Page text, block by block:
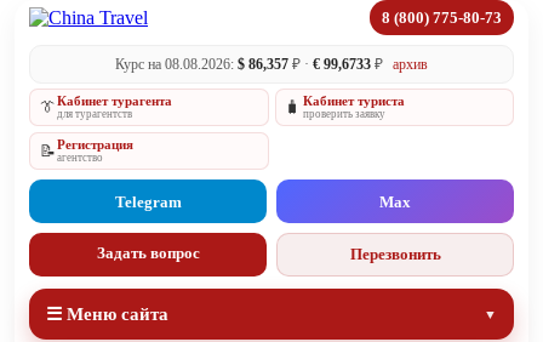
8 (800) 775-80-73
Курс на 08.08.2026: $ 86,357 ₽ · € 99,6733 ₽ архив
👔Кабинет турагента
для турагентств 🧳 Кабинет туриста
проверить заявку
📝Регистрация
агентство
Telegram Max
Задать вопрос Перезвонить
☰ Меню сайта